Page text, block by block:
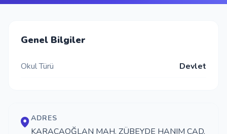
Blog
Okul Ekle
Genel Bilgiler
Okul Türü Devlet
ADRES
KARACAOĞLAN MAH. ZÜBEYDE HANIM CAD.